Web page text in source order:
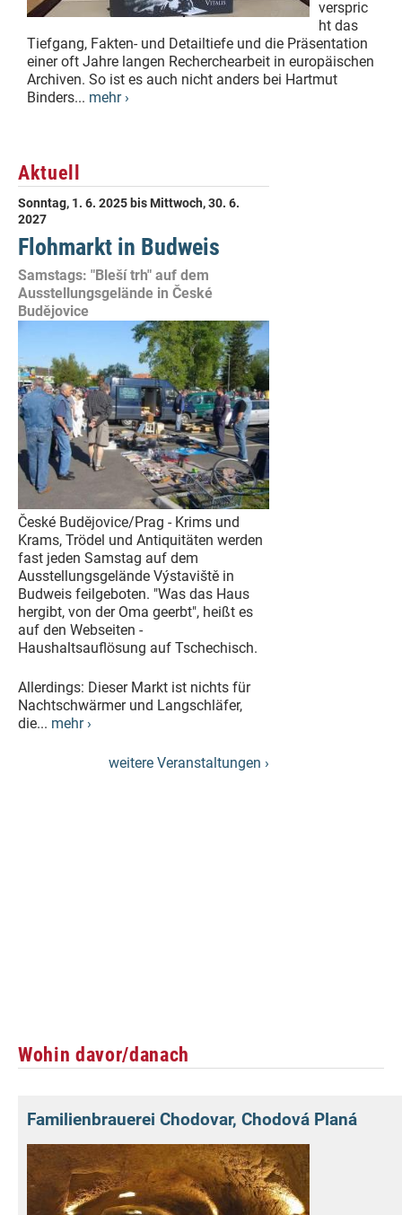
verspric
ht das
Tiefgang, Fakten- und Detailtiefe und die Präsentation
einer oft Jahre langen Recherchearbeit in europäischen
Archiven. So ist es auch nicht anders bei Hartmut
Binders... mehr ›
Aktuell
Sonntag, 1. 6. 2025 bis Mittwoch, 30. 6.
2027
Flohmarkt in Budweis
Samstags: "Bleší trh" auf dem
Ausstellungsgelände in České
Budějovice
České Budějovice/Prag - Krims und
Krams, Trödel und Antiquitäten werden
fast jeden Samstag auf dem
Ausstellungsgelände Výstaviště in
Budweis feilgeboten. "Was das Haus
hergibt, von der Oma geerbt", heißt es
auf den Webseiten -
Haushaltsauflösung auf Tschechisch.
Allerdings: Dieser Markt ist nichts für
Nachtschwärmer und Langschläfer,
die... mehr ›
weitere Veranstaltungen ›
Wohin davor/danach
Familienbrauerei Chodovar, Chodová Planá